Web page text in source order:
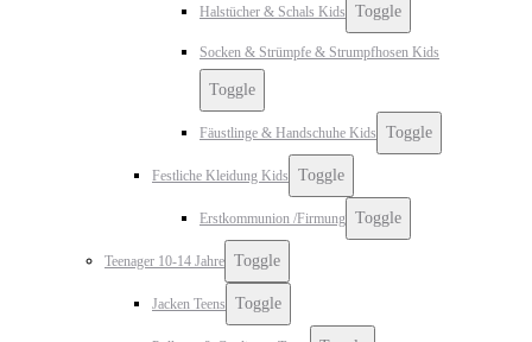
Halstücher & Schals Kids Toggle
Socken & Strümpfe & Strumpfhosen Kids
Toggle
Fäustlinge & Handschuhe Kids Toggle
Festliche Kleidung Kids Toggle
Erstkommunion /Firmung Toggle
Teenager 10-14 Jahre Toggle
Jacken Teens Toggle